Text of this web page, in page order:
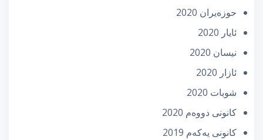
حوزه‌یران 2020
ئایار 2020
نیسان 2020
ئازار 2020
شوبات 2020
كانونی دووه‌م 2020
كانونی یه‌كه‌م 2019